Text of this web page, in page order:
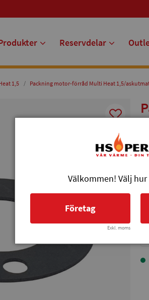
Reservdelar
1,5 Packning motor-förråd Multi Heat 1,5/
Välkommen! Välj
Företag
Exkl. moms